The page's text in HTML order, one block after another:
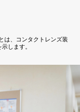
は、コンタクトレンズ装
します。